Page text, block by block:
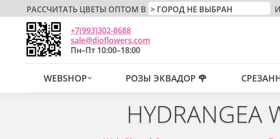
РАССЧИТАТЬ ЦВЕТЫ ОПТОМ В
+7(993)302-8688
sale@dioflowers.com
Пн–Пт 10:00–18:00
WEBSHOP РОЗЫ ЭКВАДОР 🌹
HYDRANGEA